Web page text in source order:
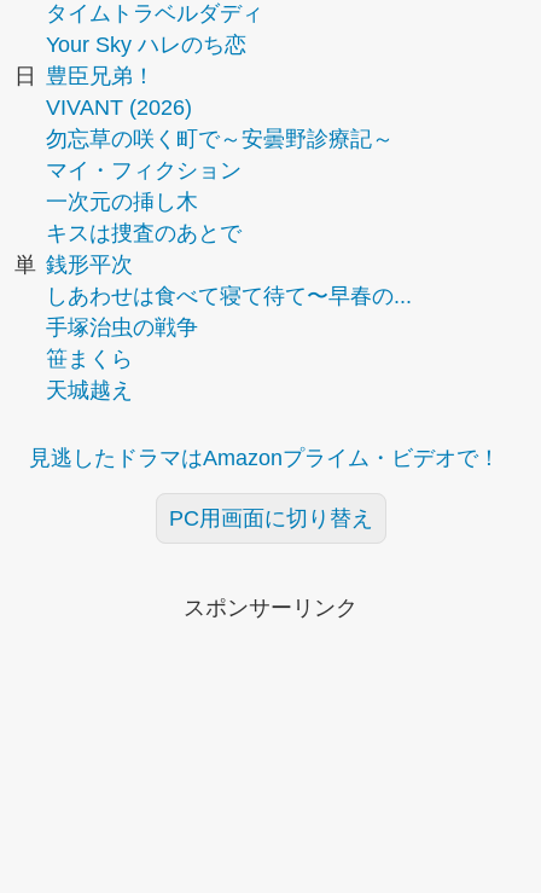
タイムトラベルダディ
Your Sky ハレのち恋
日
豊臣兄弟！
VIVANT (2026)
勿忘草の咲く町で～安曇野診療記～
マイ・フィクション
一次元の挿し木
キスは捜査のあとで
単 銭形平次
しあわせは食べて寝て待て〜早春の...
手塚治虫の戦争
笹まくら
天城越え
見逃したドラマはAmazonプライム・ビデオで！
PC用画面に切り替え
スポンサーリンク